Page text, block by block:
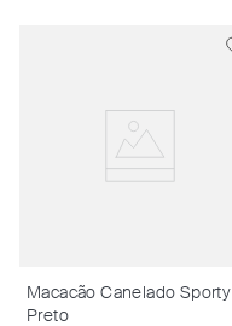
Macacão Canelado Sporty
Preto